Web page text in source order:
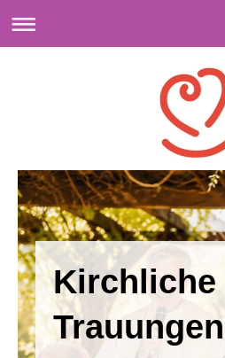
Kirchliche
Trauungen